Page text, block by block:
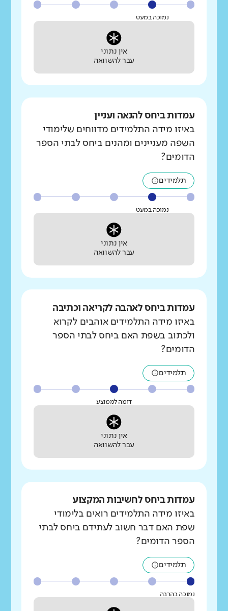
נמוכה במעט
אין נתוני
עבר להשוואה
עמדות ביחס להנאה ועניין
באיזו מידה התלמידים מדווחים שלימודי
השפה מעניינים ומהנים ביחס לבתי הספר
הדומים?
תלמידים
נמוכה במעט
אין נתוני
עבר להשוואה
עמדות ביחס לאהבה לקריאה וכתיבה
באיזו מידה התלמידים אוהבים לקרוא
ולכתוב בשפת האם ביחס לבתי הספר
הדומים?
תלמידים
דומה לממוצע
אין נתוני
עבר להשוואה
עמדות ביחס לחשיבות המקצוע
באיזו מידה התלמידים רואים בלימודי
שפת האם דבר חשוב לעתידם ביחס לבתי
הספר הדומים?
תלמידים
נמוכה בהרבה